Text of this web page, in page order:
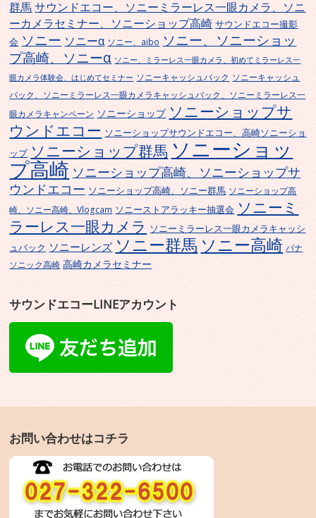
群馬 サウンドエコー、ソニーミラーレス一眼カメラ、ソニ
ーカメラセミナー、ソニーショップ高崎 サウンドエコー撮影
会 ソニー ソニーα ソニー、aibo ソニー、ソニーショッ
プ高崎、ソニーα ソニー、ミラーレス一眼カメラ、初めてミラーレス一
眼カメラ体験会、はじめてセミナー ソニーキャッシュバック ソニーキャッシュ
バック、ソニーミラーレス一眼カメラキャッシュバック、ソニーミラーレス一
眼カメラキャンペーン ソニーショップ ソニーショップサ
ウンドエコー ソニーショップサウンドエコー、高崎ソニーショ
ップ ソニーショップ群馬 ソニーショッ
プ高崎 ソニーショップ高崎、ソニーショップサ
ウンドエコー ソニーショップ高崎、ソニー群馬 ソニーショップ高
崎、ソニー高崎、Vlogcam ソニーストアラッキー抽選会 ソニーミ
ラーレス一眼カメラ ソニーミラーレス一眼カメラキャッシ
ュバック ソニーレンズ ソニー群馬 ソニー高崎 パナ
ソニック高崎 高崎カメラセミナー
サウンドエコーLINEアカウント
お問い合わせはコチラ